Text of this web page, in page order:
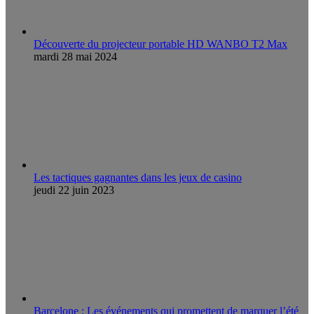
Découverte du projecteur portable HD WANBO T2 Max
mardi 28 mai 2024
Les tactiques gagnantes dans les jeux de casino
jeudi 22 juin 2023
Barcelone : Les événements qui promettent de marquer l’été